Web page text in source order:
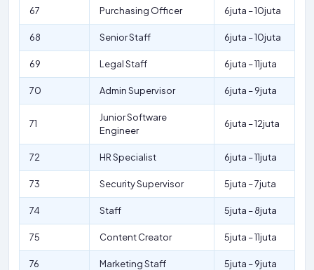
67 Purchasing Officer 6juta – 10juta
68 Senior Staff 6juta – 10juta
69 Legal Staff 6juta – 11juta
70 Admin Supervisor 6juta – 9juta
71
Junior Software
Engineer
6juta – 12juta
72 HR Specialist 6juta – 11juta
73 Security Supervisor 5juta – 7juta
74 Staff 5juta – 8juta
75 Content Creator 5juta – 11juta
76 Marketing Staff 5juta – 9juta